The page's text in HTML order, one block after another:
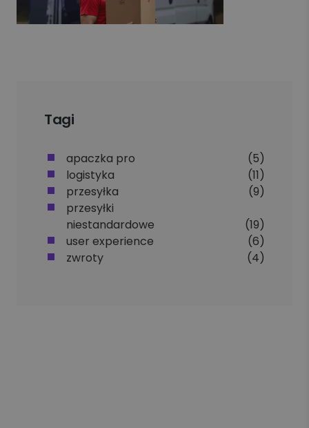
Tagi
apaczka pro
(5)
logistyka
(11)
przesyłka
(9)
przesyłki
niestandardowe
(19)
user experience
(6)
zwroty
(4)